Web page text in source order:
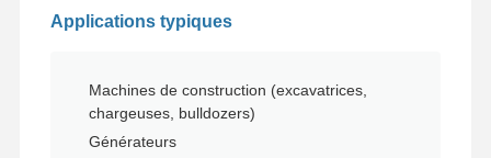
Méthodes
UPS/DHL/EMS/TNT/FedEx
Applications typiques
Machines de construction (excavatrices,
chargeuses, bulldozers)
Générateurs